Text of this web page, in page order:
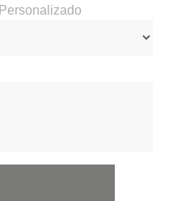
Personalizado